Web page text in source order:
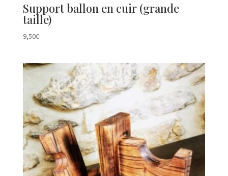
Support ballon en cuir (grande
taille)
9,50€